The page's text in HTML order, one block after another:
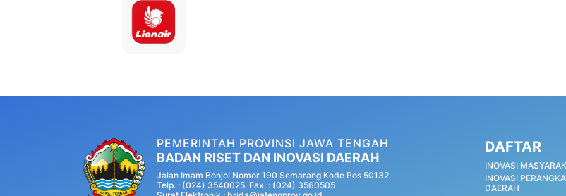
PEMERINTAH PROVINSI JAWA TENGAH
BADAN RISET DAN INOVASI DAERAH
Jalan Imam Bonjol Nomor 190 Semarang Kode Pos 50132
Telp. : (024) 3540025, Fax. : (024) 3560505
DAFTAR
INOVASI
INOVASI
DAERAH